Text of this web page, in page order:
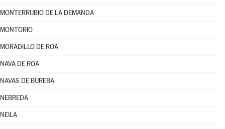
MONTERRUBIO DE LA DEMANDA
MONTORIO
MORADILLO DE ROA
NAVA DE ROA
NAVAS DE BUREBA
NEBREDA
NEILA